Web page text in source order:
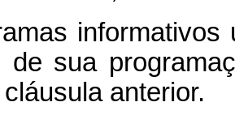
de sua
anterior.